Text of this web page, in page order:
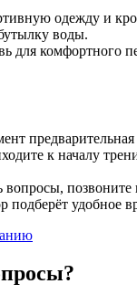
одежду и
воды.
для комфортного
предварительная
к началу
вопросы,
подберёт удобное